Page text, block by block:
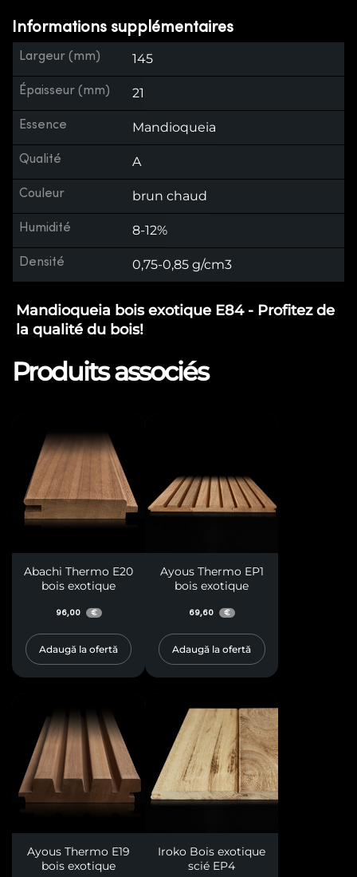
Informations supplémentaires
Largeur (mm) 145
Épaisseur (mm) 21
Essence Mandioqueia
Qualité A
Couleur brun chaud
Humidité 8-12%
Densité 0,75-0,85 g/cm3
Mandioqueia bois exotique E84 - Profitez de
la qualité du bois!
Produits associés
Abachi Thermo E20
bois exotique
96,00 €
Adaugă la ofertă
Ayous Thermo EP1
bois exotique
69,60 €
Adaugă la ofertă
Ayous Thermo E19
bois exotique
Iroko Bois exotique
scié EP4